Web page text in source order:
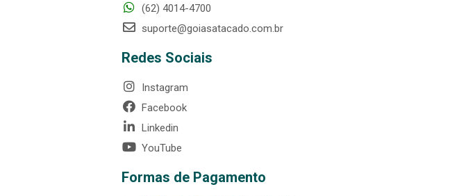
(62) 4014-4700
suporte@goiasatacado.com.br
Redes Sociais
Instagram
Facebook
Linkedin
YouTube
Formas de Pagamento